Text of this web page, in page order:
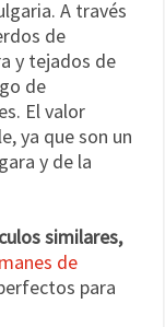
A través
de
y tejados de
de
El valor
ya que son un
y de la
similares,
de
para